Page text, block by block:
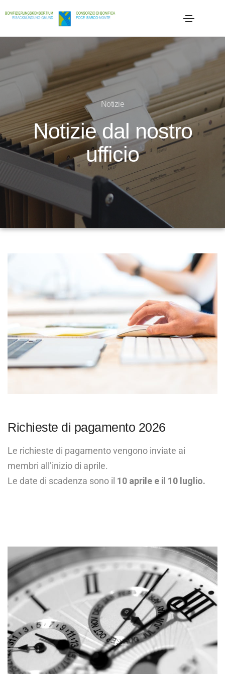
Notizie
Notizie dal nostro
ufficio
Richieste di pagamento 2026
Le richieste di pagamento vengono inviate ai
membri all’inizio di aprile.
Le date di scadenza sono il 10 aprile e il 10 luglio.